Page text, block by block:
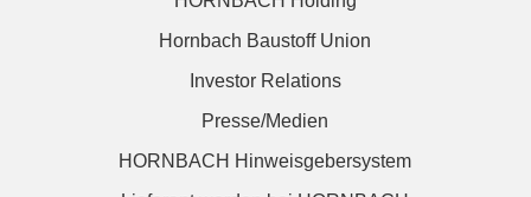
Hornbach Baustoff Union
Investor Relations
Presse/Medien
HORNBACH Hinweisgebersystem